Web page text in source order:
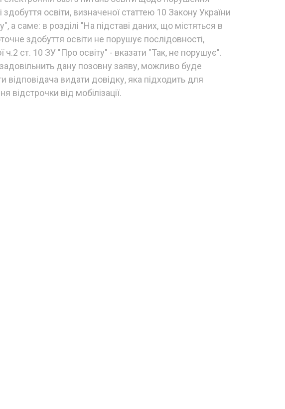
здобуття освіти, визначеної статтею 10 Закону України
а саме: в розділі "На підставі даних, що містяться в
здобуття освіти не порушує послідовності,
ч.2 ст. 10 ЗУ "Про освіту" - вказати "Так, не порушує".
дану позовну заяву, можливо буде
відповідача видати довідку, яка підходить для
відстрочки від мобілізації.